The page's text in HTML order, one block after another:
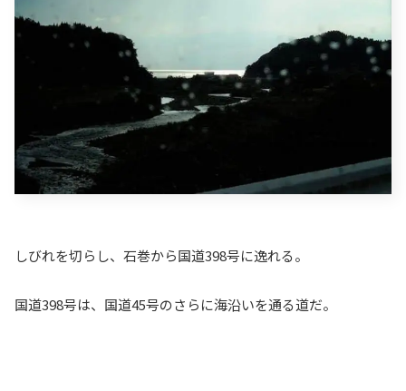
しびれを切らし、石巻から国道398号に逸れる。
国道398号は、国道45号のさらに海沿いを通る道だ。